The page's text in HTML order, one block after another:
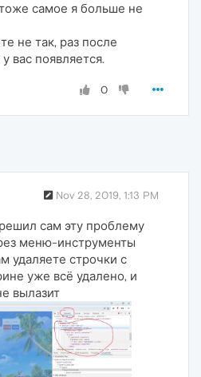
самое я больше не
не так, раз после
вас появляется.
0
Nov 28, 2019, 1:13 PM
сам эту проблему
меню-инструменты
удаляете строчки с
уже всё удалено, и
вылазит